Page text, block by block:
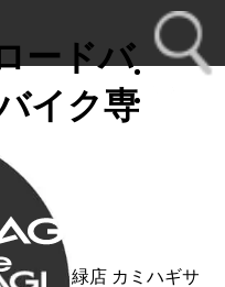
ードバ
イク専
緑店 カミハギサ